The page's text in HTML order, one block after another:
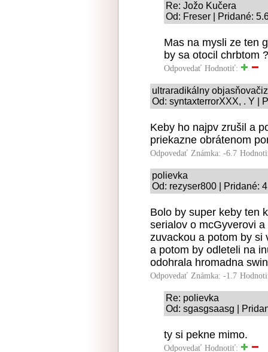
Re: Jožo Kučera
Od: Freser | Pridané:
Mas na mysli ze ten
by sa otocil chrbtom ?
Odpovedať Hodnotiť:
ultraradikálny
Od: syntaxterrorXXX, . Y |
Keby ho najpv zrušil a
priekazne obrátenom
Odpovedať Známka: -6.7
polievka
Od: rezyser800 | Pridané:
Bolo by super keby ten
serialov o mcGyverovi
zuvackou a potom by si
a potom by odleteli na
odohrala hromadna
Odpovedať Známka: -1.7
Re: polievka
Od: sgasgsaasg |
ty si pekne mimo.
Odpovedať Hodnotiť: